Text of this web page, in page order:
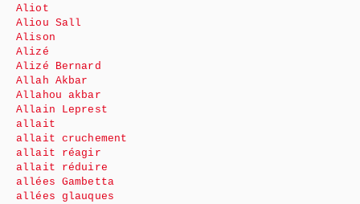
Aliot
Aliou Sall
Alison
Alizé
Alizé Bernard
Allah Akbar
Allahou akbar
Allain Leprest
allait
allait cruchement
allait réagir
allait réduire
allées Gambetta
allées glauques